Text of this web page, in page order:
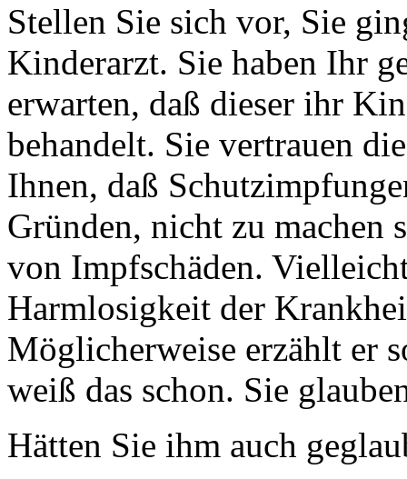
Stellen Sie sich vor, Sie
Kinderarzt. Sie haben Ihr
erwarten, daß dieser ihr
behandelt. Sie vertrauen
Ihnen, daß
Gründen, nicht zu machen
von Impfschäden.
Harmlosigkeit der
Möglicherweise erzählt er
weiß das schon. Sie
Hätten Sie ihm auch